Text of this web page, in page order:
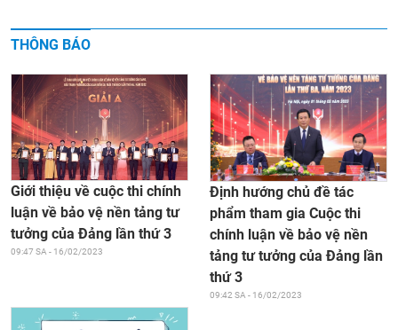
THÔNG BÁO
Giới thiệu về cuộc thi chính
luận về bảo vệ nền tảng tư
tưởng của Đảng lần thứ 3
09:47 SA - 16/02/2023
Định hướng chủ đề tác
phẩm tham gia Cuộc thi
chính luận về bảo vệ nền
tảng tư tưởng của Đảng lần
thứ 3
09:42 SA - 16/02/2023